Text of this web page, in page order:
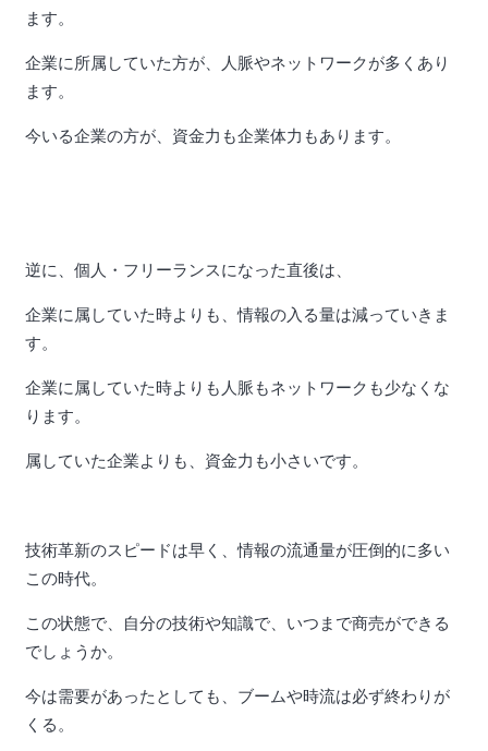
ます。
企業に所属していた方が、人脈やネットワークが多くあり
ます。
今いる企業の方が、資金力も企業体力もあります。
逆に、個人・フリーランスになった直後は、
企業に属していた時よりも、情報の入る量は減っていきま
す。
企業に属していた時よりも人脈もネットワークも少なくな
ります。
属していた企業よりも、資金力も小さいです。
技術革新のスピードは早く、情報の流通量が圧倒的に多い
この時代。
この状態で、自分の技術や知識で、いつまで商売ができる
でしょうか。
今は需要があったとしても、ブームや時流は必ず終わりが
くる。